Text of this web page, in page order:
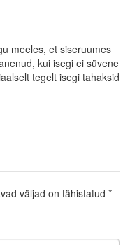
meeles, et siseruumes
kui isegi ei süvene
tegelt isegi tahaksid
väljad on tähistatud *-